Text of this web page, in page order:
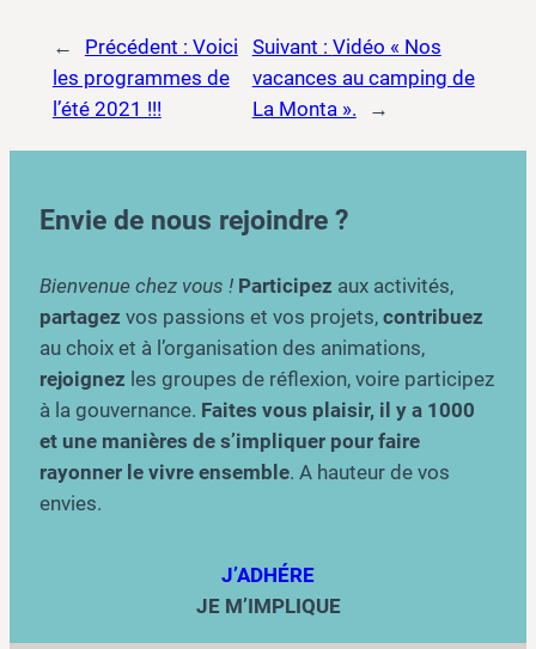
← Précédent : Voici
les programmes de
l’été 2021 !!!
Suivant : Vidéo « Nos
vacances au camping de
La Monta ».
→
Envie de nous rejoindre ?
Bienvenue chez vous ! Participez aux activités,
partagez vos passions et vos projets, contribuez
au choix et à l’organisation des animations,
rejoignez les groupes de réflexion, voire participez
à la gouvernance. Faites vous plaisir, il y a 1000
et une manières de s’impliquer pour faire
rayonner le vivre ensemble. A hauteur de vos
envies.
J’ADHÉRE
JE M’IMPLIQUE